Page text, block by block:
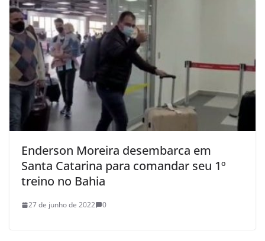
Enderson Moreira desembarca em
Santa Catarina para comandar seu 1º
treino no Bahia
27 de junho de 2022 0